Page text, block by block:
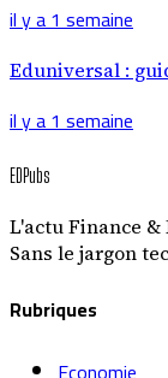
il y a 1 semaine
Eduniversal :
il y a 1 semaine
EDPubs
L'actu Finance &
Sans le jargon
Rubriques